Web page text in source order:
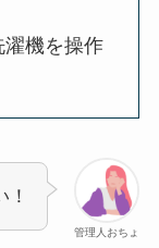
機を操作
管理人おちょ